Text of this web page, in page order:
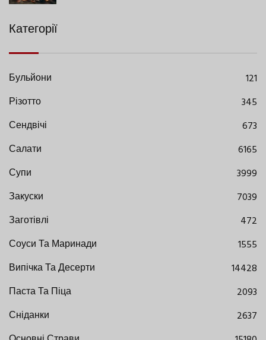
Категорії
Бульйони
121
Різотто
345
Сендвічі
673
Салати
6165
Супи
3999
Закуски
7039
Заготівлі
472
Соуси Та Маринади
1555
Випічка Та Десерти
14428
Паста Та Піца
2093
Сніданки
2637